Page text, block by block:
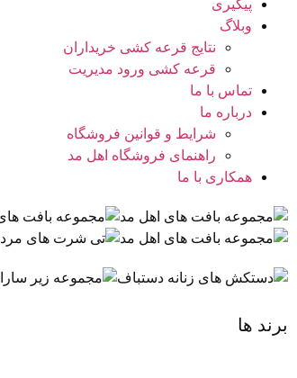
پیگیری
وبلاگ
نتایج قرعه کشی خریداران
قرعه کشی ورود مدیریت
تماس با ما
درباره ما
شرایط و قوانین فروشگاه
راهنمای فروشگاه اهل مد
همکاری با ما
برند ها